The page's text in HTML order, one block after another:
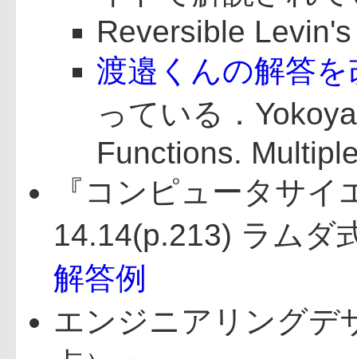
Reversible
渡邉くんの解答
っている．
Functions.
『コンピュータサ
14.14(p.213) ラム
解答例
エンジニアリングデ